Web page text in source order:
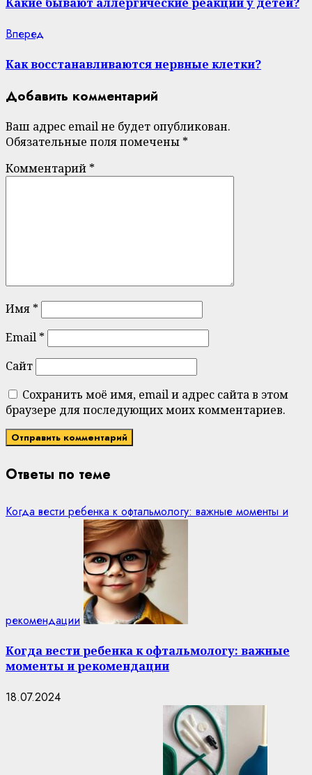
Вперед
Как восстанавливаются нервные клетки?
Добавить комментарий
Ваш адрес email не будет опубликован.
Обязательные поля помечены *
Комментарий *
Имя *
Email *
Сайт
Сохранить моё имя, email и адрес сайта в этом
браузере для последующих моих комментариев.
Ответы по теме
Когда вести ребенка к офтальмологу: важные моменты и
рекомендации
Когда вести ребенка к офтальмологу: важные
моменты и рекомендации
18.07.2024